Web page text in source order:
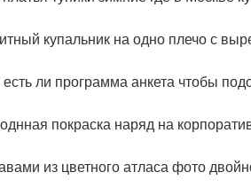
купальник на одно плечо с
ли программа анкета чтобы
покраска наряд на
из цветного атласа фото